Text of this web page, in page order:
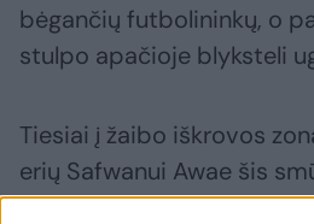
bėgančių futbolininkų, o
stulpo apačioje blyksteli
Tiesiai į žaibo iškrovos
erių Safwanui Awae šis
Jaunam vyrui sukniubus